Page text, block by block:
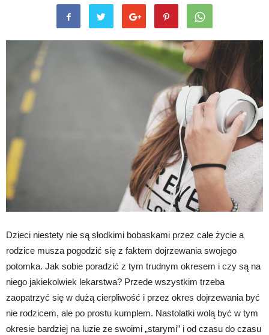
Dzieci niestety nie są słodkimi bobaskami przez całe życie a
rodzice musza pogodzić się z faktem dojrzewania swojego
potomka. Jak sobie poradzić z tym trudnym okresem i czy są na
niego jakiekolwiek lekarstwa? Przede wszystkim trzeba
zaopatrzyć się w dużą cierpliwość i przez okres dojrzewania być
nie rodzicem, ale po prostu kumplem. Nastolatki wolą być w tym
okresie bardziej na luzie ze swoimi „starymi” i od czasu do czasu